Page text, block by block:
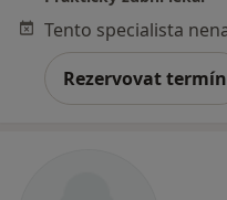
Rezervovat termín